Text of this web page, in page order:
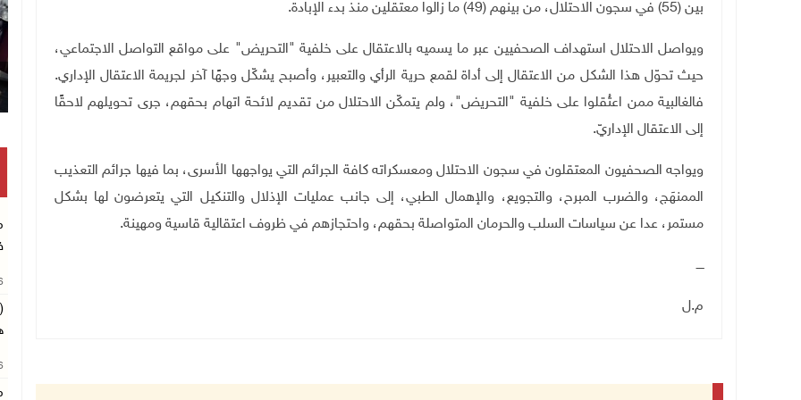
بين (55) في سجون الاحتلال، من بينهم (49) ما زالوا معتقلين منذ بدء الإبادة
.
ويواصل الاحتلال استهداف الصحفيين عبر ما يسميه بالاعتقال على خلفية "التحريض" على مواقع التواصل الاجتماعي،
حيث تحوّل هذا الشكل من الاعتقال إلى أداة لقمع حرية الرأي والتعبير، وأصبح يشكّل وجهًا آخر لجريمة الاعتقال الإداري.
فالغالبية ممن اعتُقلوا على خلفية "التحريض"، ولم يتمكّن الاحتلال من تقديم لائحة اتهام بحقهم، جرى تحويلهم لاحقًا
إلى الاعتقال الإداريّ.
ويواجه الصحفيون المعتقلون في سجون الاحتلال ومعسكراته كافة الجرائم التي يواجهها الأسرى، بما فيها جرائم التعذيب
الممنهَج، والضرب المبرح، والتجويع، والإهمال الطبي، إلى جانب عمليات الإذلال والتنكيل التي يتعرضون لها بشكل
مستمر، عدا عن سياسات السلب والحرمان المتواصلة بحقهم، واحتجازهم في ظروف اعتقالية قاسية ومهينة.
ــــ
م.ل